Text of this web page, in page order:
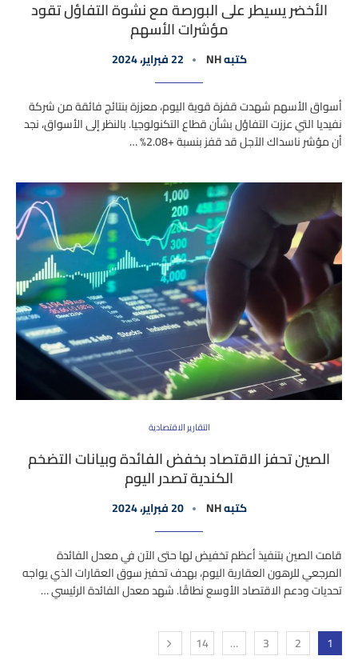
الأخضر يسيطر على البورصة مع نشوة التفاؤل تقود
مؤشرات الأسهم
كتبهNH 22 فبراير، 2024
أسواق الأسهم شهدت قفزة قوية اليوم، معززة بنتائج فائقة من شركة
نفيديا التي عززت التفاؤل بشأن قطاع التكنولوجيا. بالنظر إلى الأسواق، نجد
أن مؤشر ناسداك الآجل قد قفز بنسبة +2.08% …
التقارير الاقتصادية
الصين تحفز الاقتصاد بخفض الفائدة وبيانات التضخم
الكندية تصدر اليوم
كتبهNH 20 فبراير، 2024
قامت الصين بتنفيذ أعظم تخفيض لها حتى الآن في معدل الفائدة
المرجعي للرهون العقارية اليوم، بهدف تحفيز سوق العقارات الذي يواجه
تحديات ودعم الاقتصاد الأوسع نطاقًا. شهد معدل الفائدة الرئيسي …
1
2
3
…
14